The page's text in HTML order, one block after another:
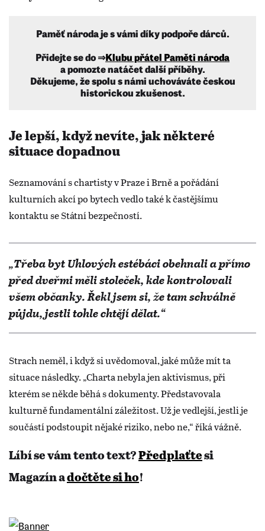
Paměť národa je s vámi díky podpoře dárců.
Přidejte se do ⇒Klubu přátel Paměti národa
a pomozte natáčet další příběhy.
Děkujeme, že spolu s námi uchováváte českou
historickou zkušenost.
Je lepší, když nevíte, jak některé
situace dopadnou
Seznamování s chartisty v Praze i Brně a pořádání
kulturních akcí po bytech vedlo také k častějšímu
kontaktu se Státní bezpečností.
„Třeba byt Uhlových estébáci obehnali a přímo
před dveřmi měli stoleček, kde kontrolovali
všem občanky. Řekl jsem si, že tam schválně
půjdu, jestli tohle chtějí dělat.“
Strach neměl, i když si uvědomoval, jaké může mít ta
situace následky. „Charta nebyla jen aktivismus, při
kterém se někde běhá s dokumenty. Představovala
kulturně fundamentální záležitost. Už je vedlejší, jestli je
součástí podstoupit nějaké riziko, nebo ne,“ říká vážně.
Líbí se vám tento text?Předplaťtesi
Magazín adočtěte si ho!